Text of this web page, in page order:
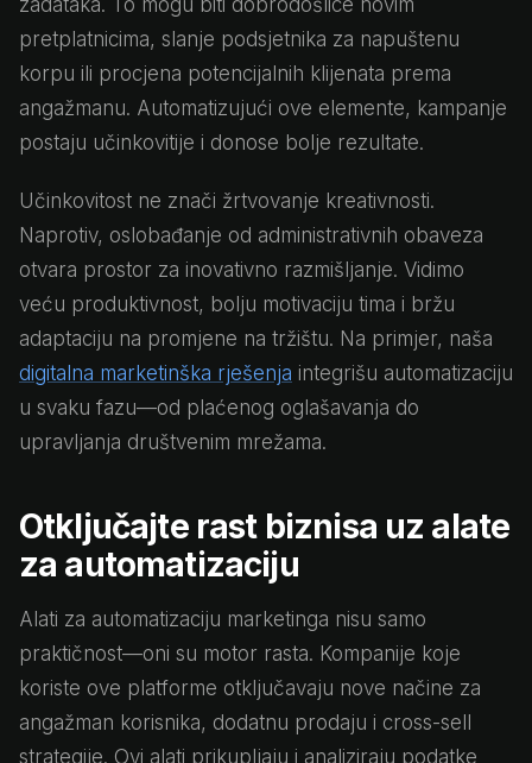
zadataka. To mogu biti dobrodošlice novim
pretplatnicima, slanje podsjetnika za napuštenu
korpu ili procjena potencijalnih klijenata prema
angažmanu. Automatizujući ove elemente, kampanje
postaju učinkovitije i donose bolje rezultate.
Učinkovitost ne znači žrtvovanje kreativnosti.
Naprotiv, oslobađanje od administrativnih obaveza
otvara prostor za inovativno razmišljanje. Vidimo
veću produktivnost, bolju motivaciju tima i bržu
adaptaciju na promjene na tržištu. Na primjer, naša
digitalna marketinška rješenja integrišu automatizaciju
u svaku fazu—od plaćenog oglašavanja do
upravljanja društvenim mrežama.
Otključajte rast biznisa uz alate
za automatizaciju
Alati za automatizaciju marketinga nisu samo
praktičnost—oni su motor rasta. Kompanije koje
koriste ove platforme otključavaju nove načine za
angažman korisnika, dodatnu prodaju i cross-sell
strategije. Ovi alati prikupljaju i analiziraju podatke